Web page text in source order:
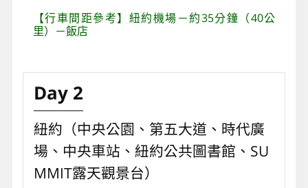
【行車間距參考】紐約機場－約35分鐘（40公
里）－飯店
Day 2
紐約（中央公園、第五大道、時代廣
場、中央車站、紐約公共圖書館、SU
MMIT露天觀景台）